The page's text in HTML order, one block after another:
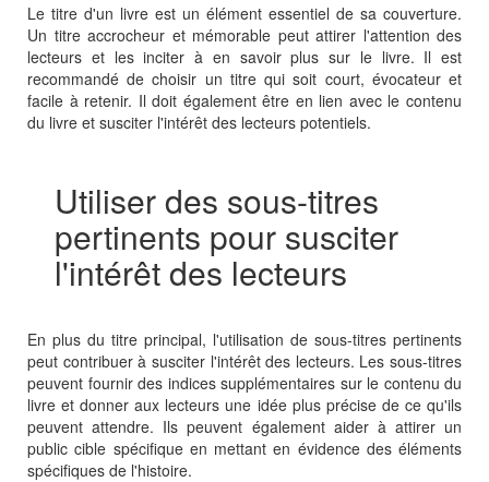
Le titre d'un livre est un élément essentiel de sa couverture.
Un titre accrocheur et mémorable peut attirer l'attention des
lecteurs et les inciter à en savoir plus sur le livre. Il est
recommandé de choisir un titre qui soit court, évocateur et
facile à retenir. Il doit également être en lien avec le contenu
du livre et susciter l'intérêt des lecteurs potentiels.
Utiliser des sous-titres
pertinents pour susciter
l'intérêt des lecteurs
En plus du titre principal, l'utilisation de sous-titres pertinents
peut contribuer à susciter l'intérêt des lecteurs. Les sous-titres
peuvent fournir des indices supplémentaires sur le contenu du
livre et donner aux lecteurs une idée plus précise de ce qu'ils
peuvent attendre. Ils peuvent également aider à attirer un
public cible spécifique en mettant en évidence des éléments
spécifiques de l'histoire.